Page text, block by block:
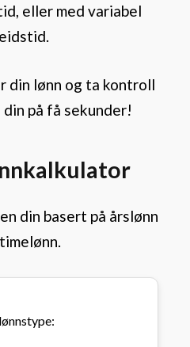
eller med variabel
din lønn og ta kontroll
på få sekunder!
din basert på årslønn